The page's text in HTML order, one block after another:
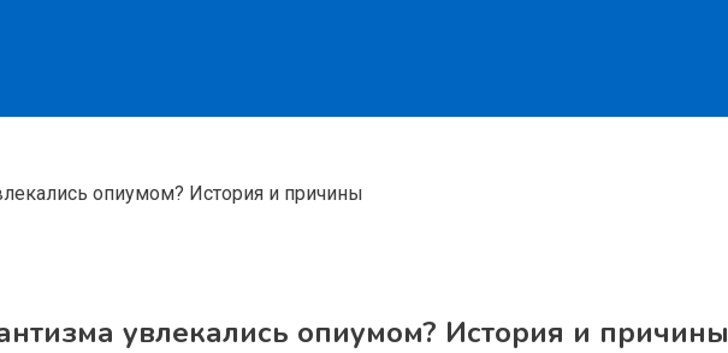
опиумом? История и причины
увлекались опиумом? История и причины